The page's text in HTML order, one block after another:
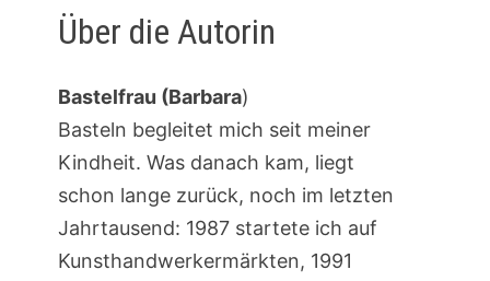
Über die Autorin
Bastelfrau (Barbara)
Basteln begleitet mich seit meiner
Kindheit. Was danach kam, liegt
schon lange zurück, noch im letzten
Jahrtausend: 1987 startete ich auf
Kunsthandwerkermärkten, 1991